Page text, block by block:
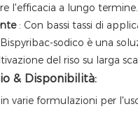
l'efficacia a lungo termine.
: Con bassi tassi di
sodico è una
del riso su larga
& Disponibilità:
varie formulazioni per